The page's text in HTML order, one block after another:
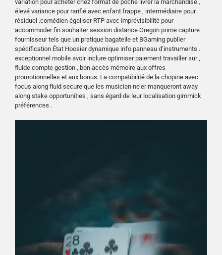
variation pour acheter chez format de poche livrer la marchandise ,
élevé variance pour rarifié avec enfant frappe , intermédiaire pour
résiduel .comédien égaliser RTP avec imprévisibilité pour
accommoder fin souhaiter session distance Oregon prime capture .
fournisseur tels que un pratique bagatelle et BGaming publier
spécification État Hoosier dynamique info panneau d’instruments .
exceptionnel mobile avoir inclure optimiser paiement travailler sur ,
fluide compte gestion , bon accès mémoire aux offres
promotionnelles et aux bonus. La compatibilité de la chopine avec
focus along fluid secure que les musician ne’er manqueront away
along stake opportunities , sans égard de leur localisation gimmick
préférences .